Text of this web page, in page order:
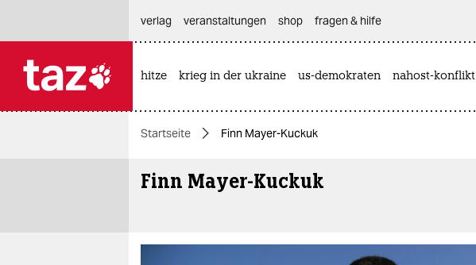
themen
politik
gesellschaft
verlag
veranstaltungen shop fragen & hilfe
hitze krieg in der ukraine us-demokraten nahost-konflikt
Startseite Finn Mayer-Kuckuk
Finn Mayer-Kuckuk